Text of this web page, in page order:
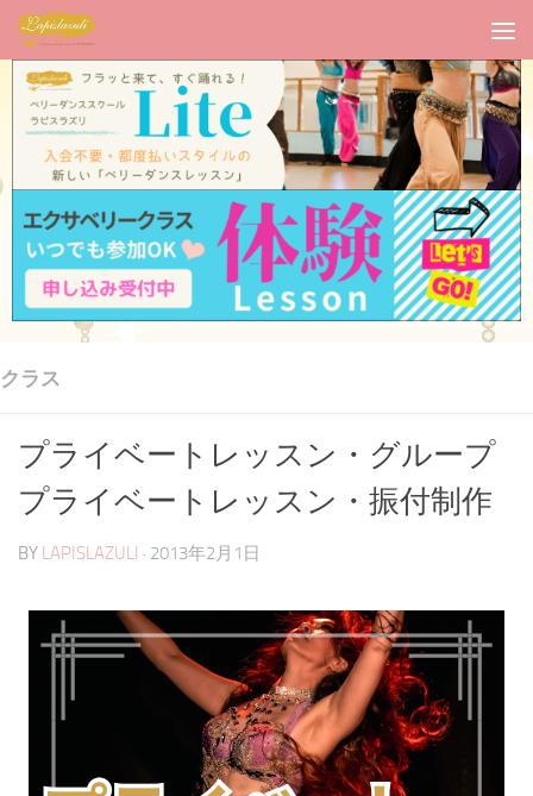
クラス
プライベートレッスン・グループ
プライベートレッスン・振付制作
BY LAPISLAZULI · 2013年2月1日